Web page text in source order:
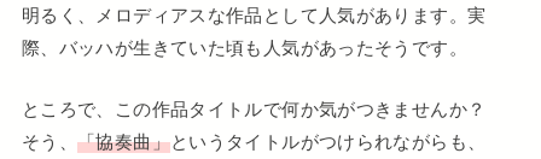
明るく、メロディアスな作品として人気があります。実
際、バッハが生きていた頃も人気があったそうです。
ところで、この作品タイトルで何か気がつきませんか？
そう、「協奏曲」というタイトルがつけられながらも、